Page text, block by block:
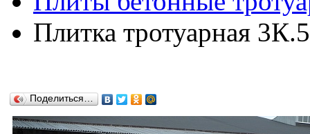
Плитка тротуарная
Поделиться…